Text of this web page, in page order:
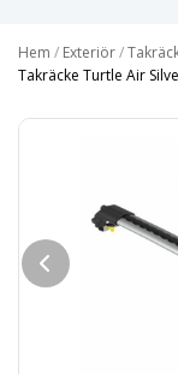
Hem / Exteriör/
Takräcke Turtle Air